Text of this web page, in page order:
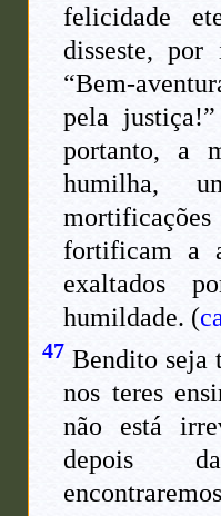
felicidade
disseste, por
“Bem-
pela
portanto, a
humilha,
fortificam a
exaltados
humildade. (
47 Bendito seja
nos teres
não está
depois